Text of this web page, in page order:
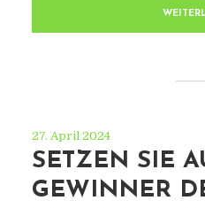
27. April 2024
SETZEN SIE
GEWINNER